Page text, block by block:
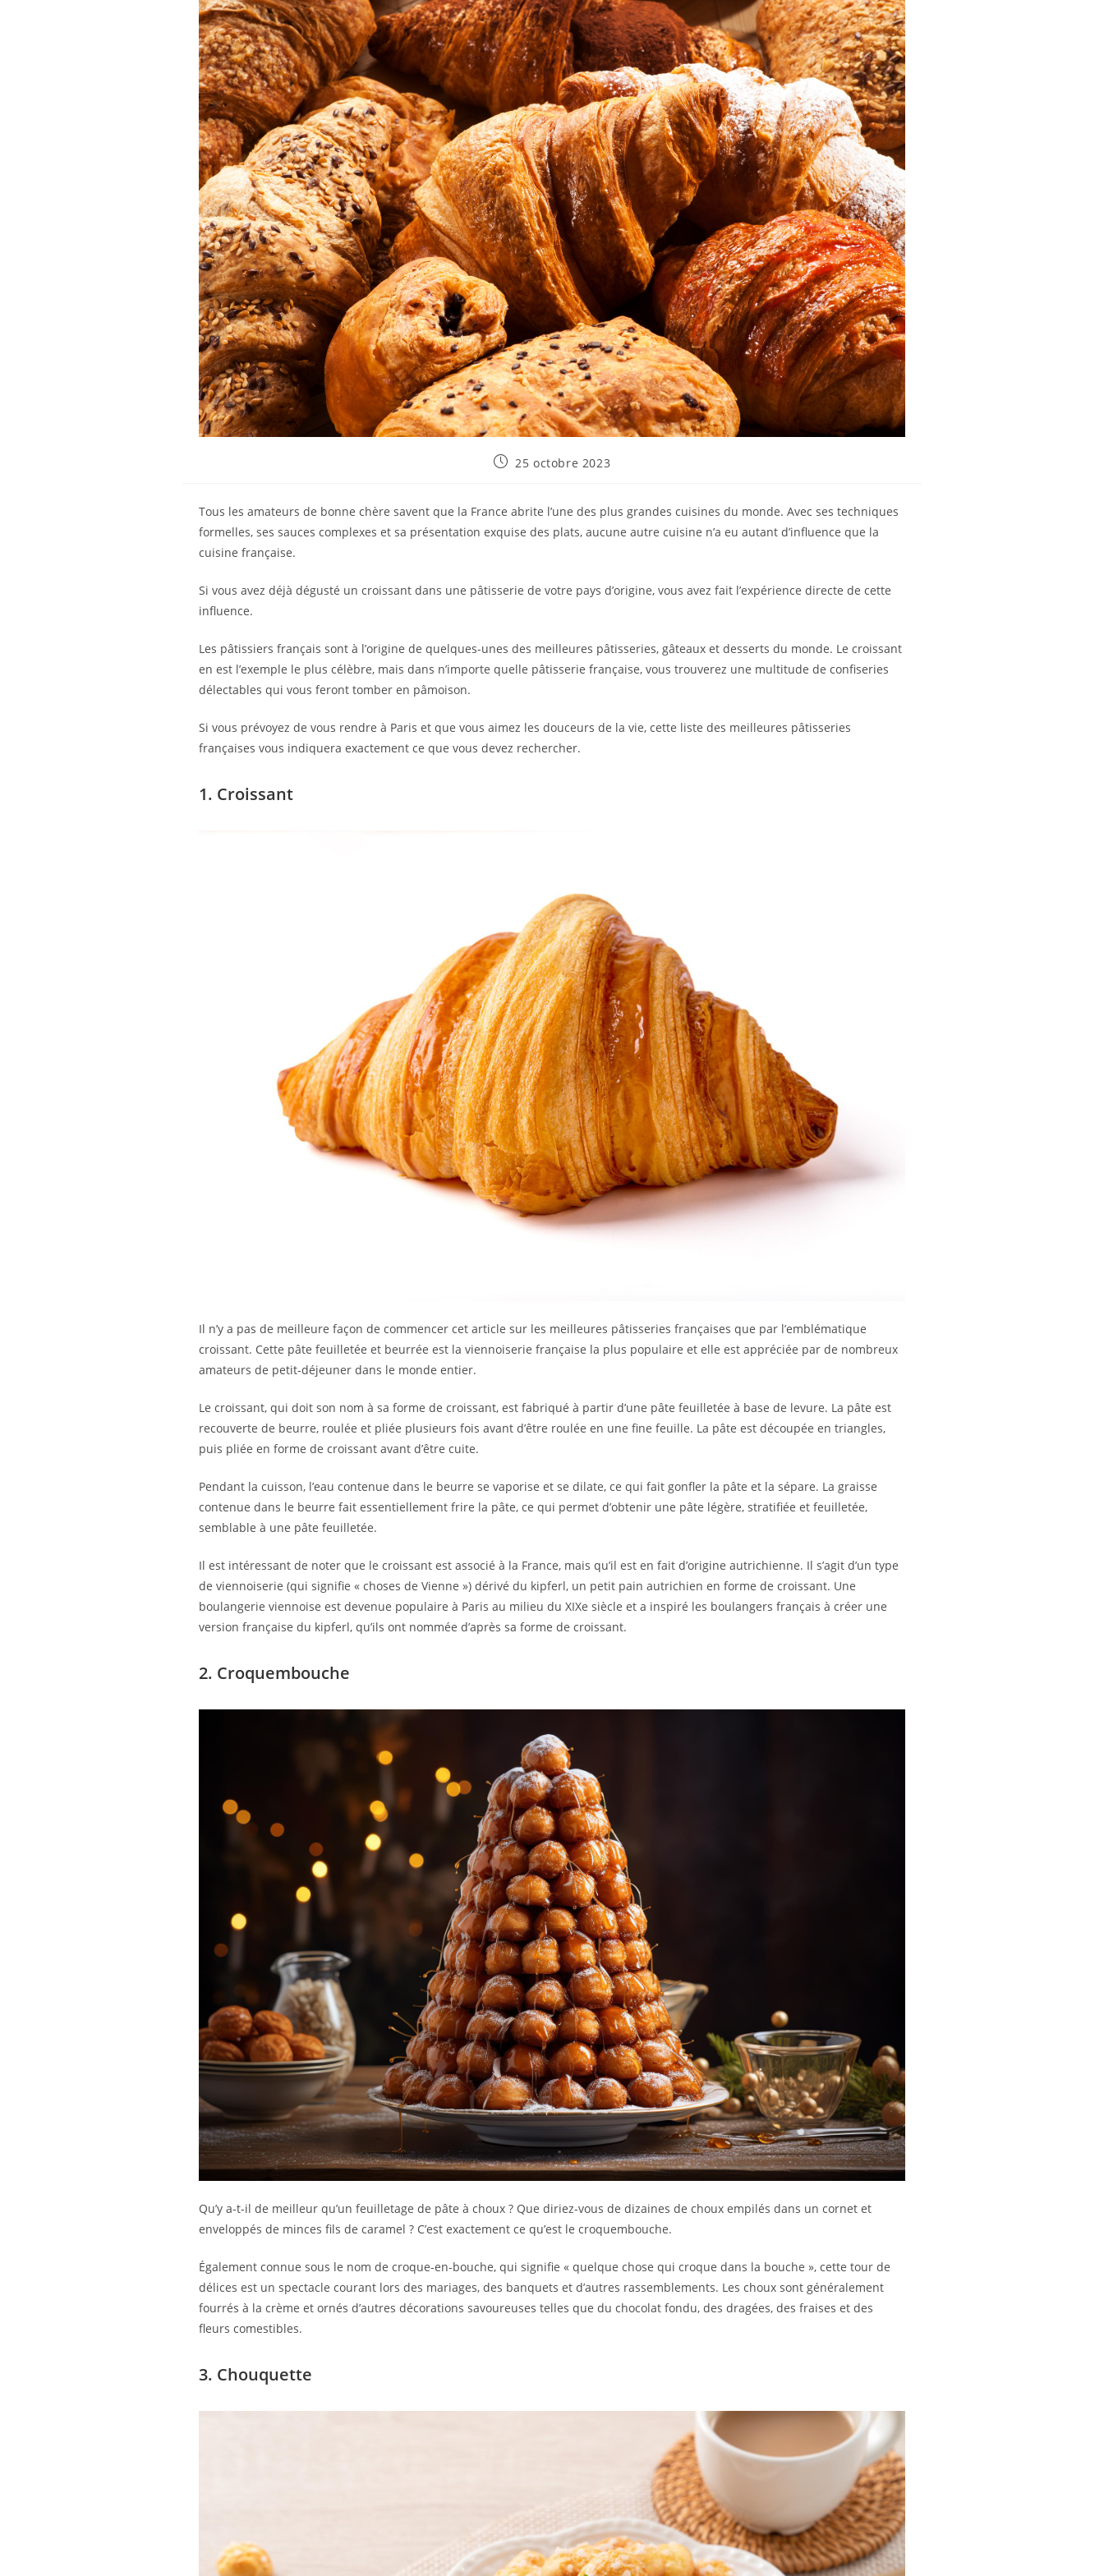
Publication
25 octobre 2023
Tous les amateurs de bonne chère savent que la France abrite l’une des plus grandes cuisines du monde. Avec ses techniques
formelles, ses sauces complexes et sa présentation exquise des plats, aucune autre cuisine n’a eu autant d’influence que la
cuisine française.
Si vous avez déjà dégusté un croissant dans une pâtisserie de votre pays d’origine, vous avez fait l’expérience directe de cette
influence.
Les pâtissiers français sont à l’origine de quelques-unes des meilleures pâtisseries, gâteaux et desserts du monde. Le croissant
en est l’exemple le plus célèbre, mais dans n’importe quelle pâtisserie française, vous trouverez une multitude de confiseries
délectables qui vous feront tomber en pâmoison.
Si vous prévoyez de vous rendre à Paris et que vous aimez les douceurs de la vie, cette liste des meilleures pâtisseries
françaises vous indiquera exactement ce que vous devez rechercher.
1. Croissant
Il n’y a pas de meilleure façon de commencer cet article sur les meilleures pâtisseries françaises que par l’emblématique
croissant. Cette pâte feuilletée et beurrée est la viennoiserie française la plus populaire et elle est appréciée par de nombreux
amateurs de petit-déjeuner dans le monde entier.
Le croissant, qui doit son nom à sa forme de croissant, est fabriqué à partir d’une pâte feuilletée à base de levure. La pâte est
recouverte de beurre, roulée et pliée plusieurs fois avant d’être roulée en une fine feuille. La pâte est découpée en triangles,
puis pliée en forme de croissant avant d’être cuite.
Pendant la cuisson, l’eau contenue dans le beurre se vaporise et se dilate, ce qui fait gonfler la pâte et la sépare. La graisse
contenue dans le beurre fait essentiellement frire la pâte, ce qui permet d’obtenir une pâte légère, stratifiée et feuilletée,
semblable à une pâte feuilletée.
Il est intéressant de noter que le croissant est associé à la France, mais qu’il est en fait d’origine autrichienne. Il s’agit d’un type
de viennoiserie (qui signifie « choses de Vienne ») dérivé du kipferl, un petit pain autrichien en forme de croissant. Une
boulangerie viennoise est devenue populaire à Paris au milieu du XIXe siècle et a inspiré les boulangers français à créer une
version française du kipferl, qu’ils ont nommée d’après sa forme de croissant.
2. Croquembouche
Qu’y a-t-il de meilleur qu’un feuilletage de pâte à choux ? Que diriez-vous de dizaines de choux empilés dans un cornet et
enveloppés de minces fils de caramel ? C’est exactement ce qu’est le croquembouche.
Également connue sous le nom de croque-en-bouche, qui signifie « quelque chose qui croque dans la bouche », cette tour de
délices est un spectacle courant lors des mariages, des banquets et d’autres rassemblements. Les choux sont généralement
fourrés à la crème et ornés d’autres décorations savoureuses telles que du chocolat fondu, des dragées, des fraises et des
fleurs comestibles.
3. Chouquette